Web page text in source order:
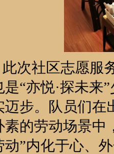
此次社区志愿服
是“亦悦·探未来
迈步。队员们在
素的劳动场景中
动”内化于心、